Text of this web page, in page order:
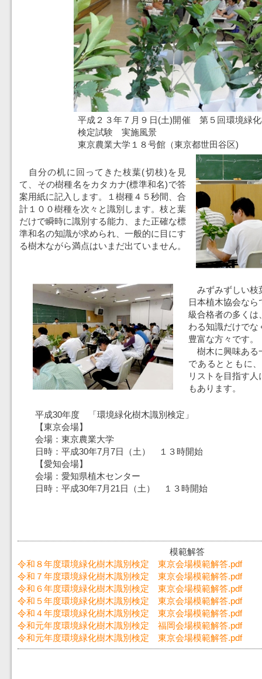
平成２３年７月９日(土)開催 第５回環境緑
検定試験 実施風景
東京農業大学１８号館（東京都世田谷区)
自分の机に回ってきた枝葉(切枝)を見
て、その樹種名をカタカナ(標準和名)で答
案用紙に記入します。１樹種４５秒間、合
計１００樹種を次々と識別します。枝と葉
だけで瞬時に識別する能力、また正確な標
準和名の知識が求められ、一般的に目にす
る樹木ながら満点はいまだ出ていません。
みずみずしい枝
日本植木協会な
級合格者の多くは
わる知識だけでな
豊富な方々です。
樹木に興味ある
であるとともに
リストを目指す
もあります。
平成30年度 「環境緑化樹木識別検定」
【東京会場】
会場：東京農業大学
日時：平成30年7月7日（土） １３時開始
【愛知会場】
会場：愛知県植木センター
日時：平成30年7月21日（土） １３時開始
模範解答
令和８年度環境緑化樹木識別検定 東京会場模範解答.pdf
令和７年度環境緑化樹木識別検定 東京会場模範解答.pdf
令和６年度環境緑化樹木識別検定 東京会場模範解答.pdf
令和５年度環境緑化樹木識別検定 東京会場模範解答.pdf
令和４年度環境緑化樹木識別検定 東京会場模範解答.pdf
令和元年度環境緑化樹木識別検定 福岡会場模範解答.pdf
令和元年度環境緑化樹木識別検定 東京会場模範解答.pdf